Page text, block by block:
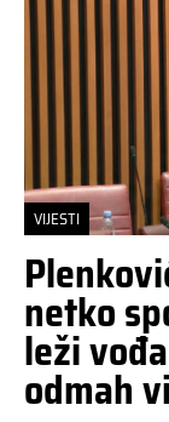
VIJESTI
netko
leži
odmah